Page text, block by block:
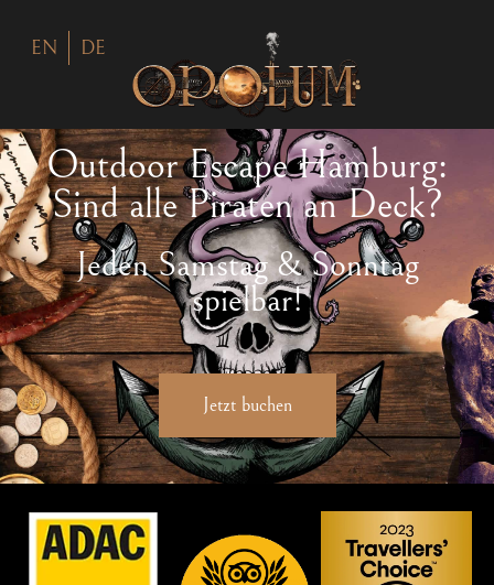
EN DE
Outdoor Escape Hamburg:
Sind alle Piraten an Deck?
Jeden Samstag & Sonntag
spielbar!
Jetzt buchen